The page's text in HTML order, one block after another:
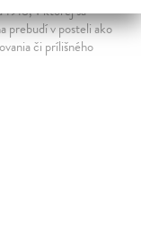
v ktorej sa
prebudí v posteli ako
či prílišného